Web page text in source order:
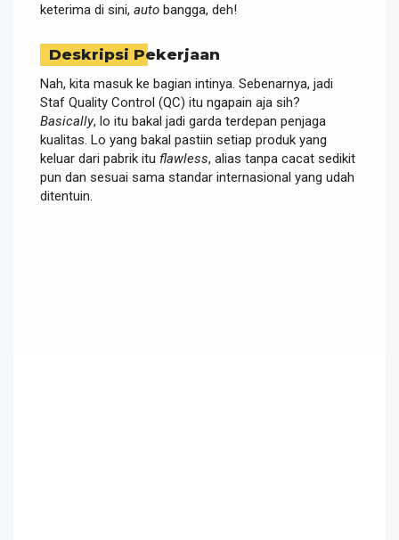
keterima di sini, auto bangga, deh!
Deskripsi Pekerjaan
Nah, kita masuk ke bagian intinya. Sebenarnya, jadi
Staf Quality Control (QC) itu ngapain aja sih?
Basically, lo itu bakal jadi garda terdepan penjaga
kualitas. Lo yang bakal pastiin setiap produk yang
keluar dari pabrik itu flawless, alias tanpa cacat sedikit
pun dan sesuai sama standar internasional yang udah
ditentuin.